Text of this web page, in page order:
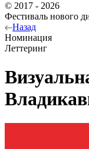
© 2017 - 2026
Фестиваль нового
Назад
Номинация
Леттеринг